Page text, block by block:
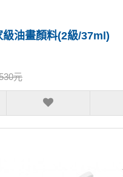
油畫顏料(2級/37ml)
元